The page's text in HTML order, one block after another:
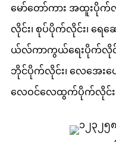
မော်တော်ကား အထူးပိုက်လို
လိုင်း၊ စုပ်ပိုက်လိုင်း၊ ရေ
ယ်လ်ကာကွယ်ရေးပိုက်လိုင်း
ဘိုင်ပိုက်လိုင်း၊ လေအေးပ
လေဝင်လေထွက်ပိုက်လိုင်း